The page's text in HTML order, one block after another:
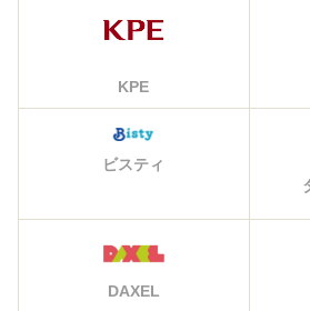
KPE
ビスティ
DAXEL